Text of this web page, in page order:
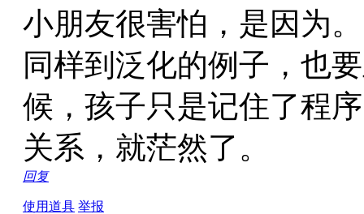
小朋友很害怕，是因为
同样到泛化的例子，也
候，孩子只是记住了程
关系，就茫然了。
回复
使用道具 举报